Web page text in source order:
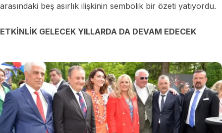
arasındaki beş asırlık ilişkinin sembolik bir özeti yatıyordu.
ETKİNLİK GELECEK YILLARDA DA DEVAM EDECEK